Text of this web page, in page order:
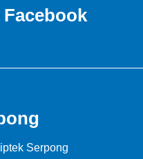
Facebook
Serpong